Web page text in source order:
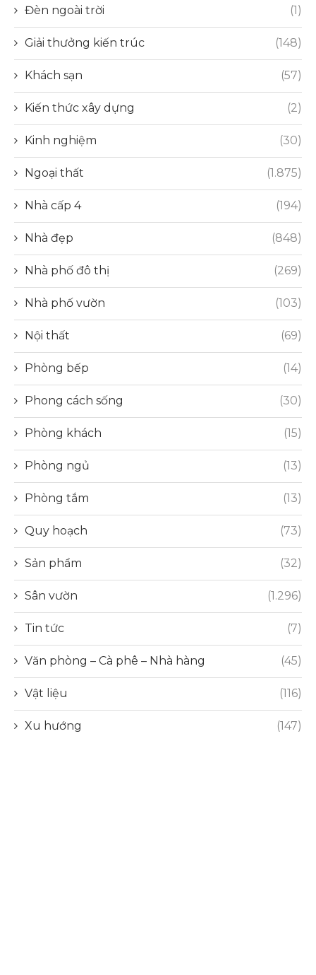
Đèn ngoài trời (1)
Giải thưởng kiến trúc (148)
Khách sạn (57)
Kiến thức xây dựng (2)
Kinh nghiệm (30)
Ngoại thất (1.875)
Nhà cấp 4 (194)
Nhà đẹp (848)
Nhà phố đô thị (269)
Nhà phố vườn (103)
Nội thất (69)
Phòng bếp (14)
Phong cách sống (30)
Phòng khách (15)
Phòng ngủ (13)
Phòng tắm (13)
Quy hoạch (73)
Sản phẩm (32)
Sân vườn (1.296)
Tin tức (7)
Văn phòng – Cà phê – Nhà hàng (45)
Vật liệu (116)
Xu hướng (147)